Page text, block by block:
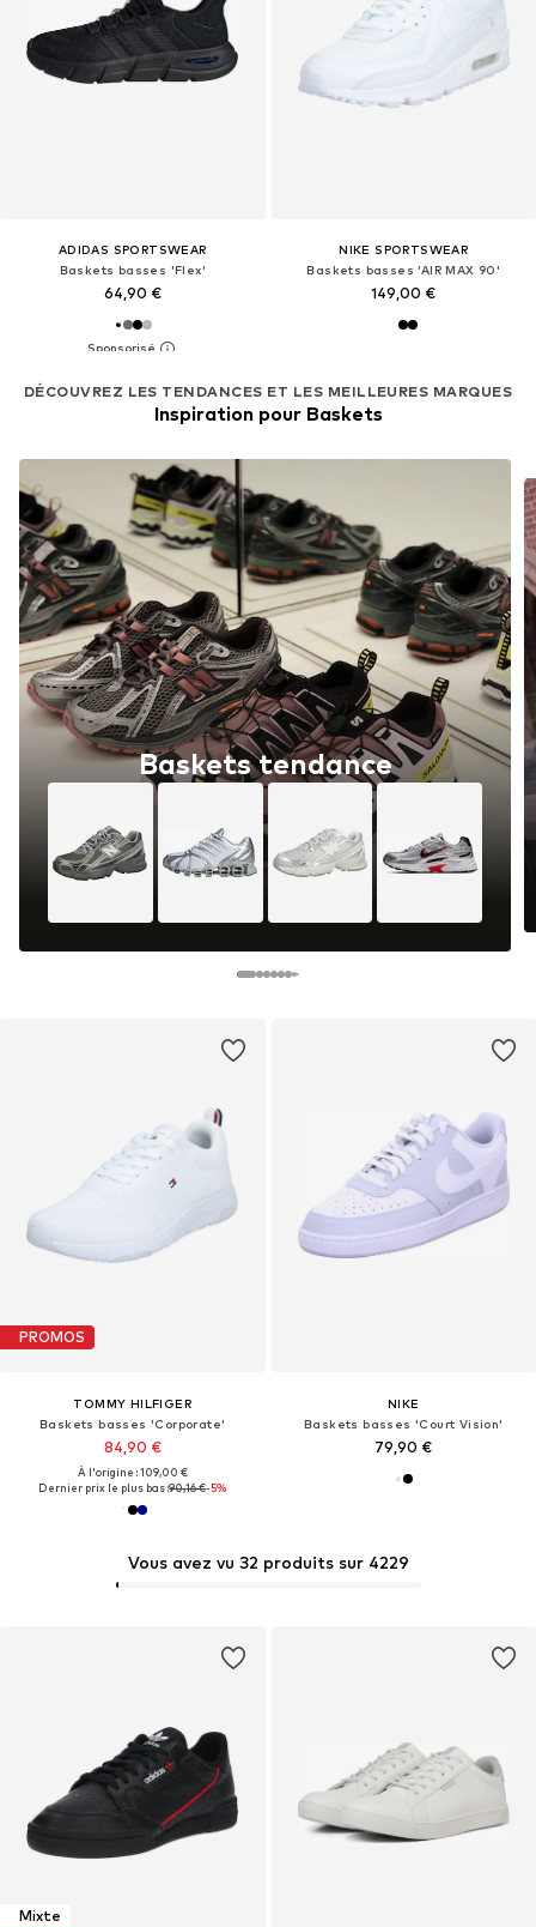
ADIDAS SPORTSWEAR
Baskets basses 'Flex'
64,90 €
NIKE SPORTSWEAR
Baskets basses 'AIR MAX 90'
149,00 €
PROMOS
TOMMY HILFIGER
Baskets basses 'Corporate'
84,90 €
À l'origine : 109,00 €
Dernier prix le plus bas :90,16 €-5%
DÉCOUVREZ LES TENDANCES ET LES MEILLEURES MARQUES
Inspiration pour Baskets
Baskets tendance
NIKE
Baskets basses 'Court Vision'
79,90 €
Mixte
Vous avez vu 32 produits sur 4229